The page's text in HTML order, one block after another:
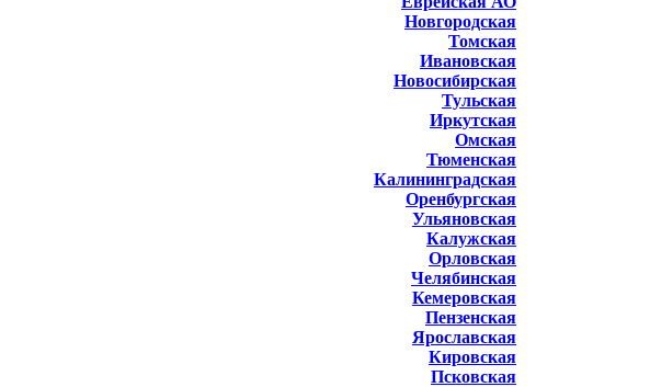
Новгородская
Томская
Ивановская
Новосибирская
Тульская
Иркутская
Омская
Тюменская
Калининградская
Оренбургская
Ульяновская
Калужская
Орловская
Челябинская
Кемеровская
Пензенская
Ярославская
Кировская
Псковская